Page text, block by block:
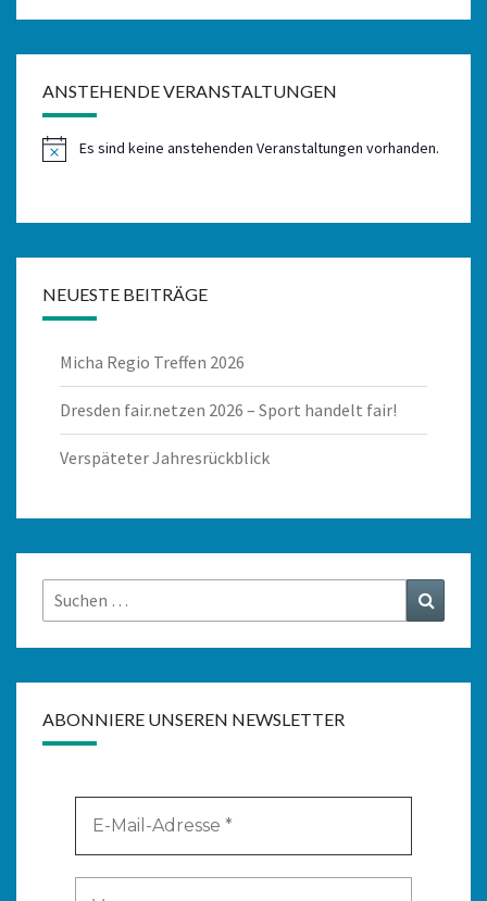
ANSTEHENDE VERANSTALTUNGEN
HinweisEs sind keine anstehenden Veranstaltungen vorhanden.
NEUESTE BEITRÄGE
Micha Regio Treffen 2026
Dresden fair.netzen 2026 – Sport handelt fair!
Verspäteter Jahresrückblick
Suchen
nach:
ABONNIERE UNSEREN NEWSLETTER